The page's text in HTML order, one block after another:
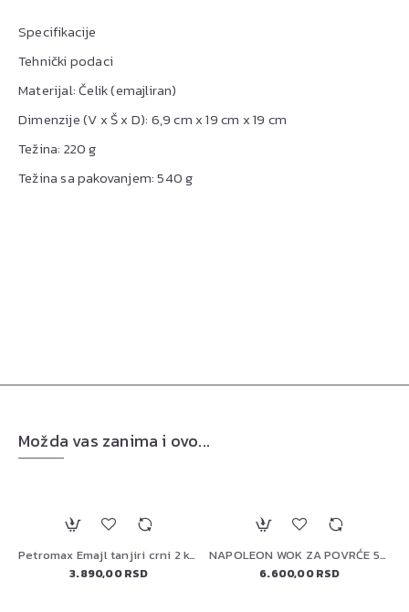
Specifikacije
Tehnički podaci
Materijal: Čelik (emajliran)
Dimenzije (V x Š x D): 6,9 cm x 19 cm x 19 cm
Težina: 220 g
Težina sa pakovanjem: 540 g
Možda vas zanima i ovo...
Petromax Emajl tanjiri crni 2 komada
3.890,00 RSD
NAPOLEON WOK ZA POVRĆE 56027
6.600,00 RSD